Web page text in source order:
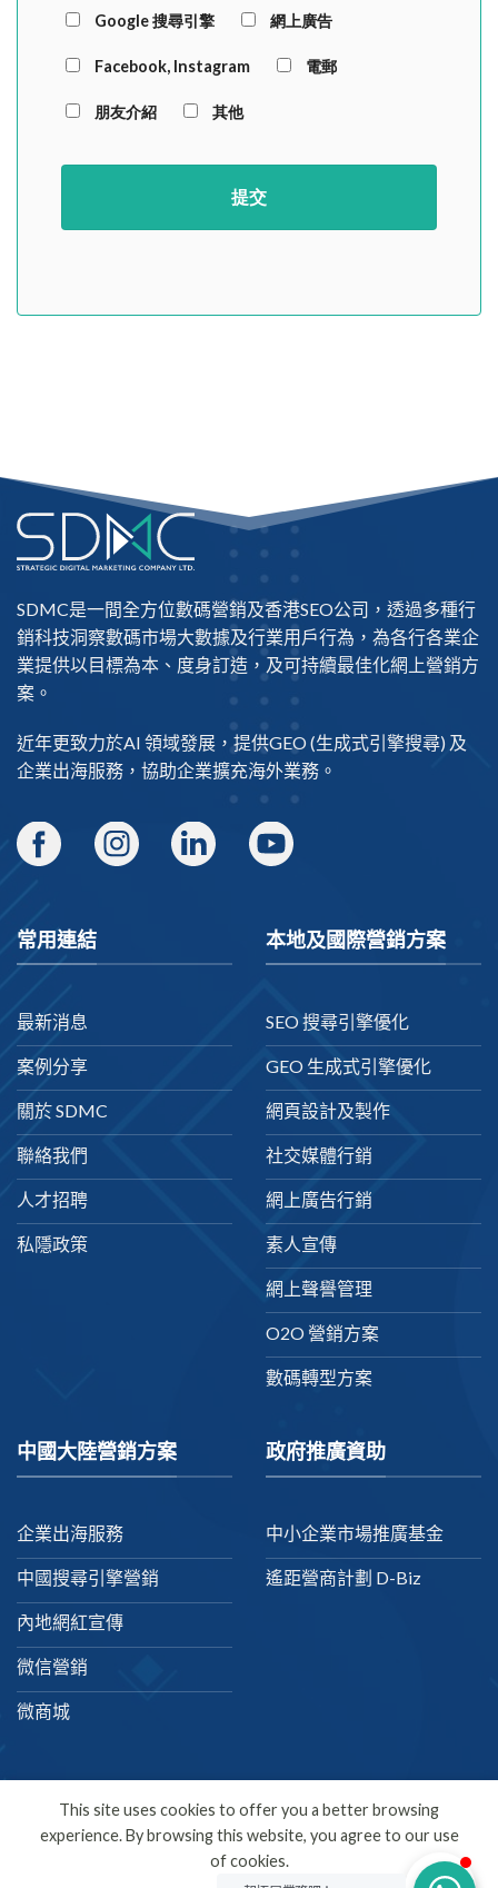
Google 搜尋引擎 網上廣告
Facebook, Instagram 電郵
朋友介紹 其他
SDMC是一間全方位數碼營銷及香港SEO公司 ，透過多種行
銷科技洞察數碼市場大數據及行業用戶行為，為各行各業企
業提供以目標為本、度身訂造，及可持續最佳化網上營銷方
案。
近年更致力於AI 領域發展，提供GEO(生成式引擎搜尋) 及
企業出海服務，協助企業擴充海外業務。
常用連結
最新消息
案例分享
關於 SDMC
聯絡我們
人才招聘
私隱政策
本地及國際營銷方案
SEO 搜尋引擎優化
GEO 生成式引擎優化
網頁設計及製作
社交媒體行銷
網上廣告行銷
素人宣傳
網上聲譽管理
O2O 營銷方案
數碼轉型方案
中國大陸營銷方案
企業出海服務
中國搜尋引擎營銷
內地網紅宣傳
微信營銷
微商城
政府推廣資助
中小企業市場推廣基金
遙距營商計劃 D-Biz
繁體中文
This site uses cookies to offer you a better browsing
experience. By browsing this website, you agree to our use
of cookies.